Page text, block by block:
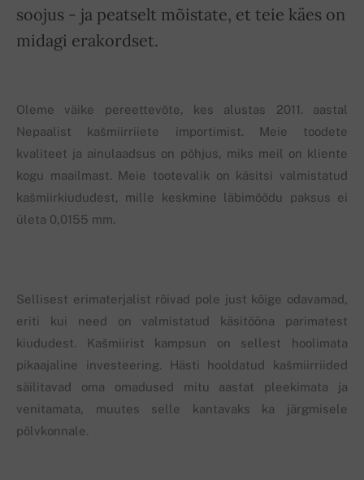
soojus - ja peatselt mõistate, et teie käes on
midagi erakordset.
Oleme väike pereettevõte, kes alustas 2011. aastal
Nepaalist kašmiirriiete importimist. Meie toodete
kvaliteet ja ainulaadsus on põhjus, miks meil on kliente
kogu maailmast. Meie tootevalik on käsitsi valmistatud
kašmiirkiududest, mille keskmine läbimõõdu paksus ei
ületa 0,0155 mm.
Sellisest erimaterjalist rõivad pole just kõige odavamad,
eriti kui need on valmistatud käsitööna parimatest
kiududest. Kašmiirist kampsun on sellest hoolimata
pikaajaline investeering. Hästi hooldatud kašmiirriided
säilitavad oma omadused mitu aastat pleekimata ja
venitamata, muutes selle kantavaks ka järgmisele
põlvkonnale.